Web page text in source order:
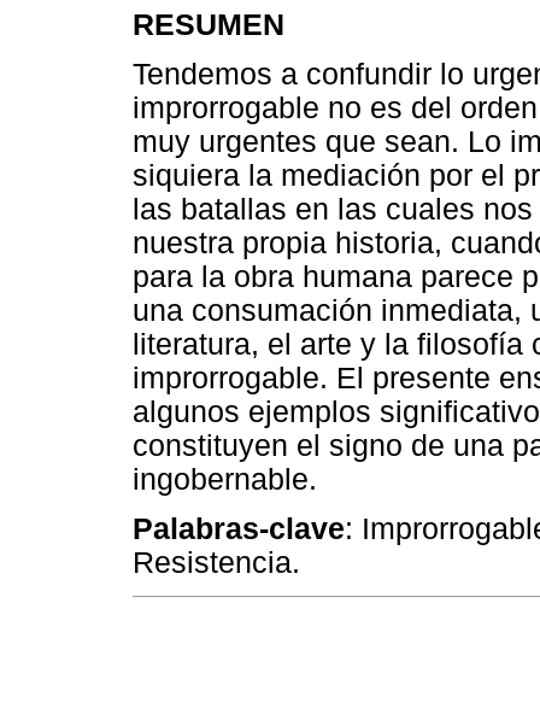
RESUMEN
Tendemos a confundir lo
improrrogable no es del
muy urgentes que sean. Lo
siquiera la mediación por el
las batallas en las cuales
nuestra propia historia,
para la obra humana parece
una consumación inmediata,
literatura, el arte y la filosofía
improrrogable. El presente
algunos ejemplos
constituyen el signo de una
ingobernable.
Palabras-clave:
Resistencia.